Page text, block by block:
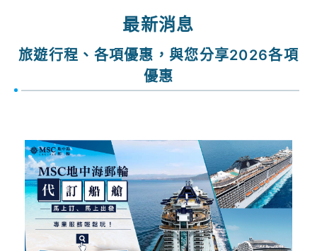
最新消息
旅遊行程、各項優惠，與您分享2026各項
優惠